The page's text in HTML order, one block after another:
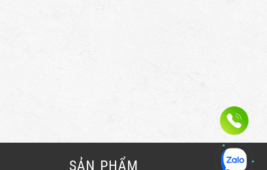
SẢN PHẨM